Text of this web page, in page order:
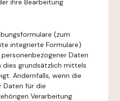
ihre Bearbeitung
(zum
integrierte Formulare)
Daten
dies grundsätzlich mittels
Andernfalls, wenn die
Daten für die
Verarbeitung